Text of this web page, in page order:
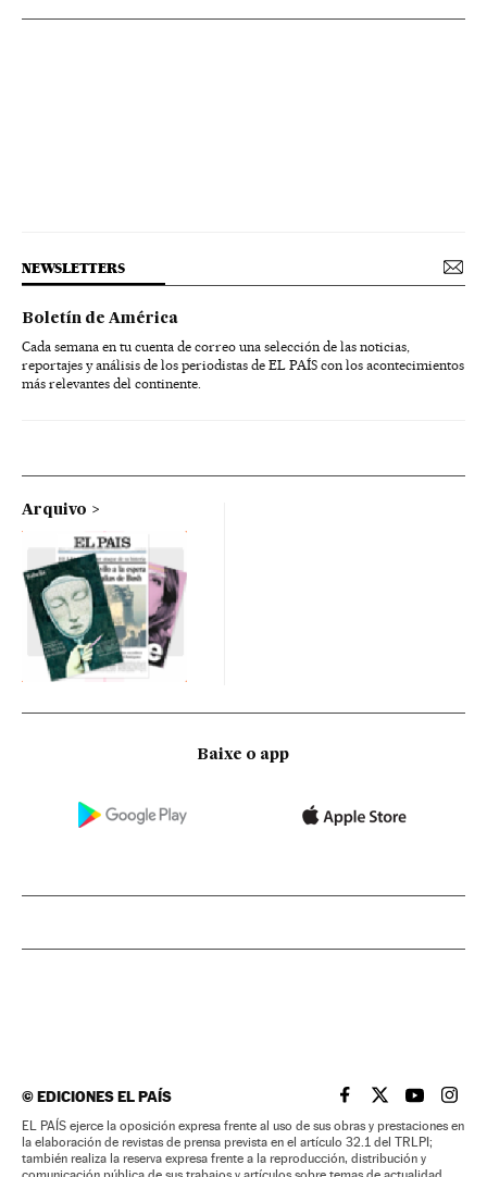
NEWSLETTERS
Boletín de América
Cada semana en tu cuenta de correo una selección de las noticias,
reportajes y análisis de los periodistas de EL PAÍS con los acontecimientos
más relevantes del continente.
Arquivo
Baixe o app
©EDICIONES EL PAÍS EL PAÍS BRASIL EN
EL PAÍSEL PAÍS
EL
EL PAÍS ejerce la oposición expresa frente al uso de sus obras y prestaciones en
la elaboración de revistas de prensa prevista en el artículo 32.1 del TRLPI;
también realiza la reserva expresa frente a la reproducción, distribución y